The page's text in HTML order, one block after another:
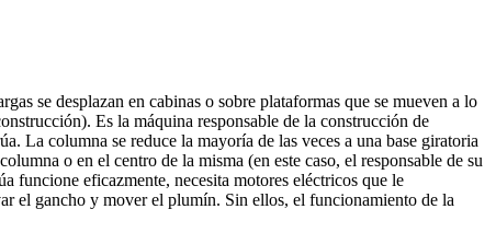
se desplazan en cabinas o sobre plataformas que se mueven a lo
Es la máquina responsable de la construcción de
La columna se reduce la mayoría de las veces a una base giratoria
o en el centro de la misma (en este caso, el responsable de su
funcione eficazmente, necesita motores eléctricos que le
el gancho y mover el plumín. Sin ellos, el funcionamiento de la